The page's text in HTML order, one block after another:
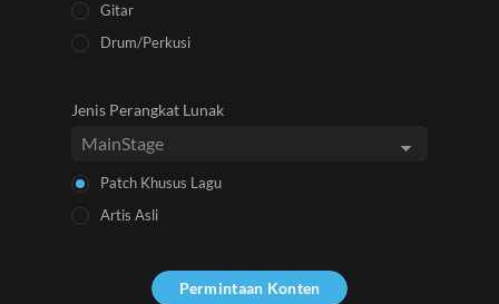
Gitar
Drum/Perkusi
Jenis Perangkat Lunak
Patch Khusus Lagu
Artis Asli
Permintaan Konten